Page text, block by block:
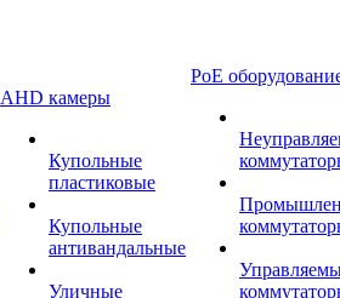
AHD камеры
Купольные
пластиковые
Купольные
антивандальные
Уличные
PoE